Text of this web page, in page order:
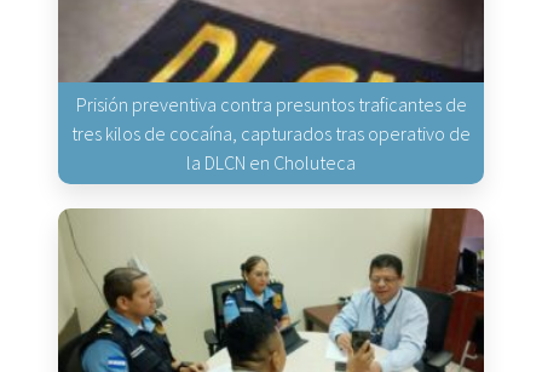
Prisión preventiva contra presuntos traficantes de
tres kilos de cocaína, capturados tras operativo de
la DLCN en Choluteca